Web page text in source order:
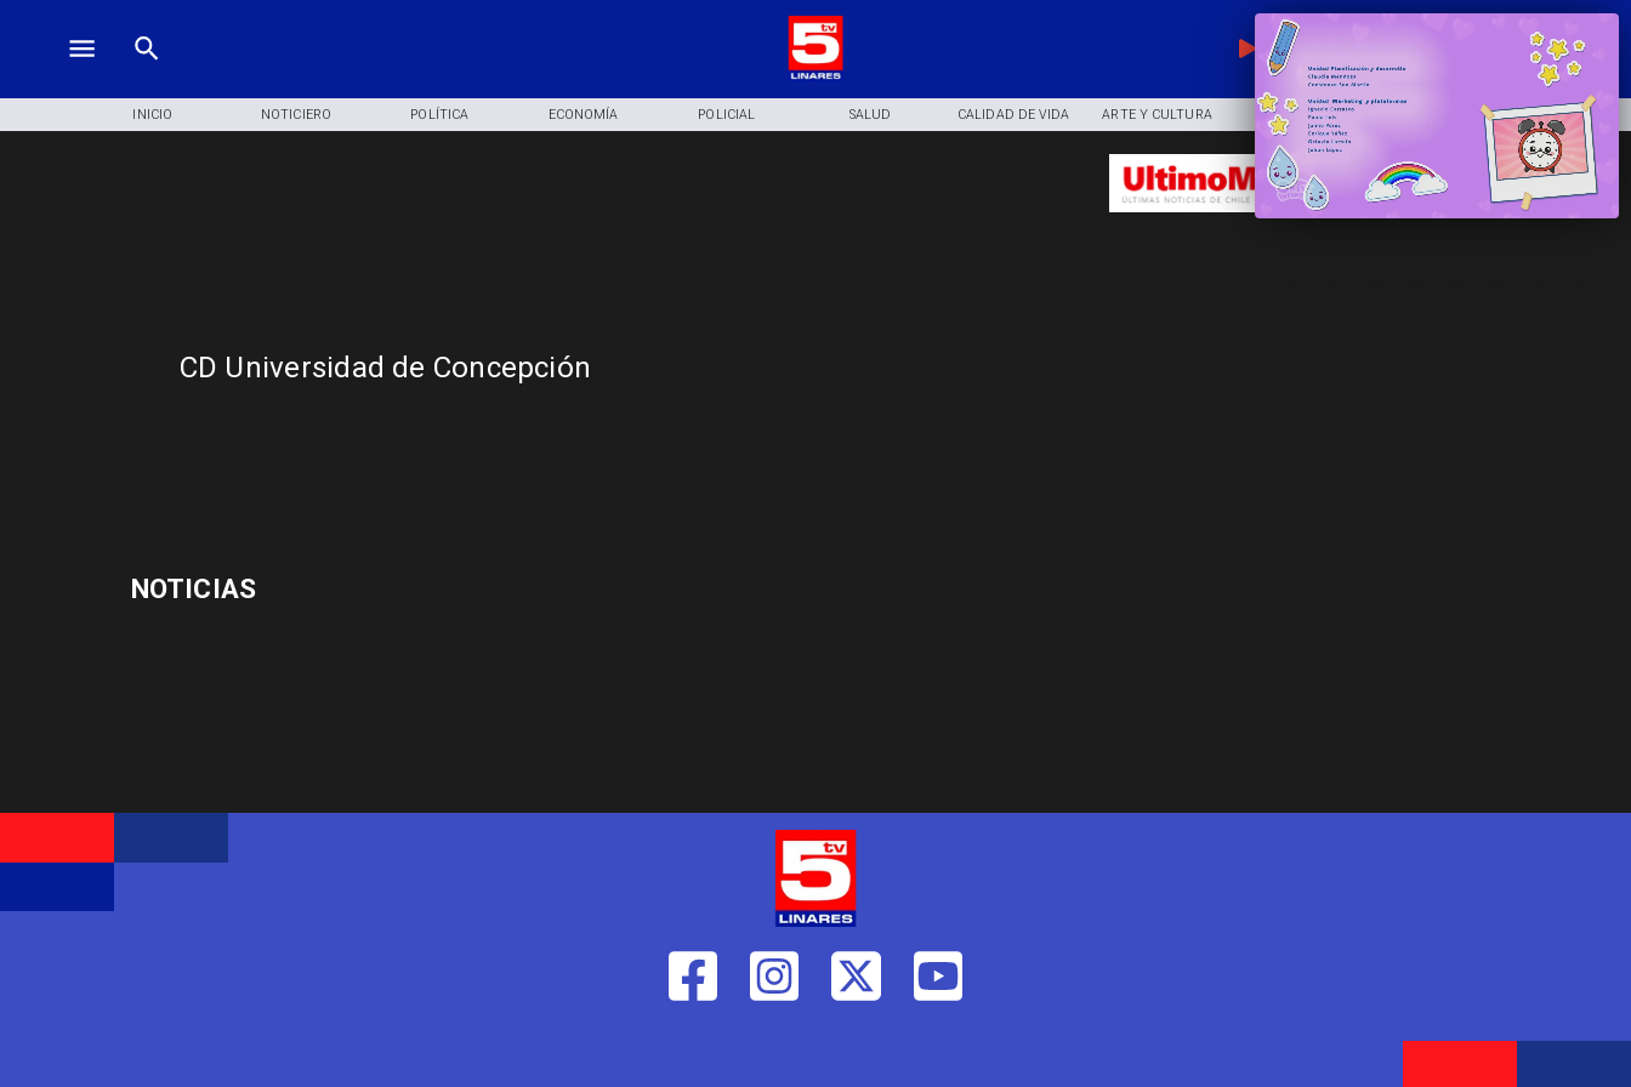
EN VIVO
INICIO NOTICIERO POLÍTICA ECONOMÍA POLICIAL SALUD CALIDAD DE VIDA ARTE Y CULTURA COMUNIDAD
CD Universidad de Concepción
NOTICIAS